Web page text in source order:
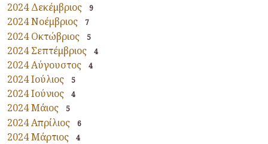
2024 Δεκέμβριος 9
2024 Νοέμβριος 7
2024 Οκτώβριος 5
2024 Σεπτέμβριος 4
2024 Αύγουστος 4
2024 Ιούλιος 5
2024 Ιούνιος 4
2024 Μάιος 5
2024 Απρίλιος 6
2024 Μάρτιος 4